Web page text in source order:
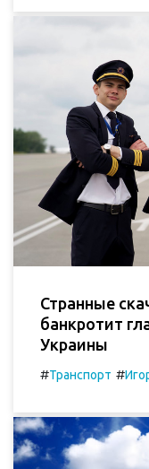
Странные
банкротит
Украины
#Транспорт #